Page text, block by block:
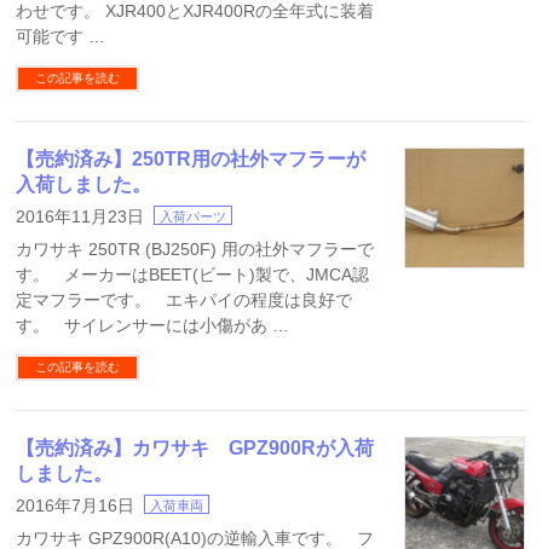
わせです。 XJR400とXJR400Rの全年式に装着
可能です …
この記事を読む
【売約済み】250TR用の社外マフラーが
入荷しました。
2016年11月23日 入荷パーツ
カワサキ 250TR (BJ250F) 用の社外マフラーで
す。 メーカーはBEET(ビート)製で、JMCA認
定マフラーです。 エキパイの程度は良好で
す。 サイレンサーには小傷があ …
この記事を読む
【売約済み】カワサキ GPZ900Rが入荷
しました。
2016年7月16日 入荷車両
カワサキ GPZ900R(A10)の逆輸入車です。 フ